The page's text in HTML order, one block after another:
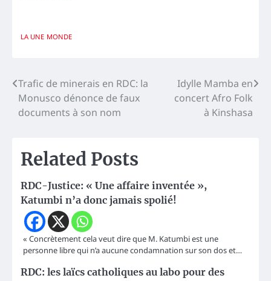
LA UNE MONDE
Navigation
de
Trafic de minerais en RDC: la
Monusco dénonce de faux
documents à son nom
Idylle Mamba en
concert Afro Folk
à Kinshasa
Related Posts
RDC-Justice: « Une affaire inventée »,
Katumbi n’a donc jamais spolié!
« Concrètement cela veut dire que M. Katumbi est une
personne libre qui n’a aucune condamnation sur son dos et…
RDC: les laïcs catholiques au labo pour des